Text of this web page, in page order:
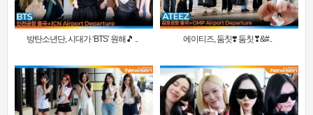
방탄소년단, 시대가 ‘BTS’ 원해🎵 .. 에이티즈, 둠칫❣️ 둠칫❣&#..